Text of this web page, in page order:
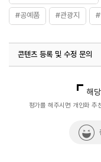
#공예품 #관광지 #
#이색체험 #체교육여행
콘텐츠 등록 및 수정 문의
지역관광육성팀(산업관광)해
평가를 해주시면 개인화 추